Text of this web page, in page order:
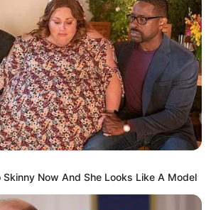
Now And She Looks Like A Model